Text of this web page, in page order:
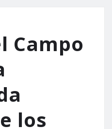
Campo
los